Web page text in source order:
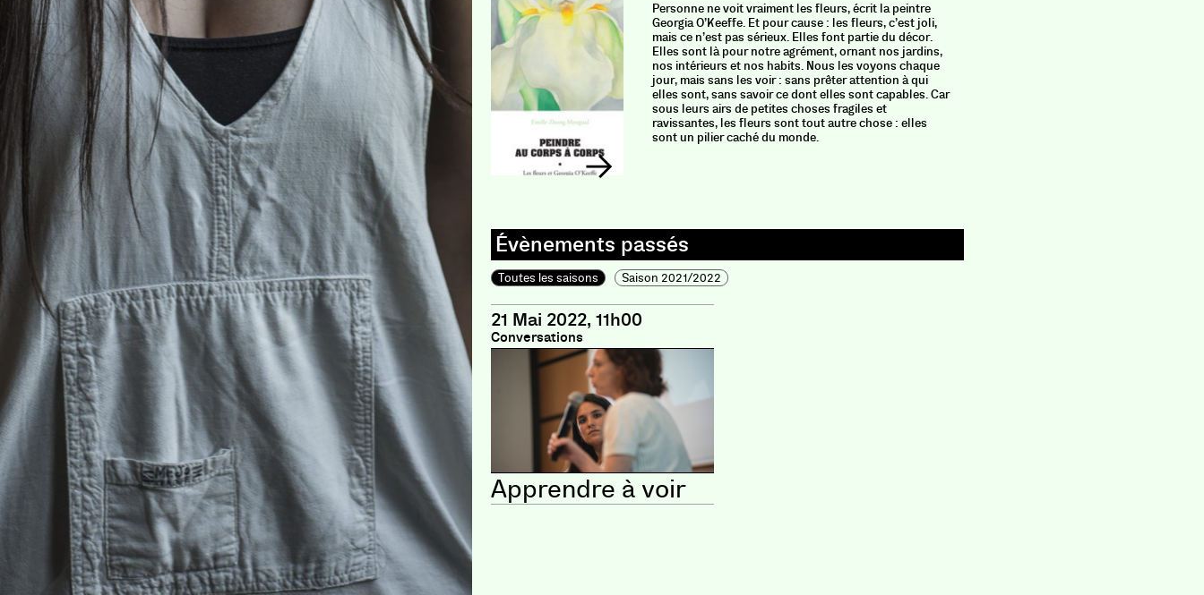
Personne ne voit vraiment les fleurs, écrit la peintre
Georgia O’Keeffe. Et pour cause : les fleurs, c’est joli,
mais ce n’est pas sérieux. Elles font partie du décor.
Elles sont là pour notre agrément, ornant nos jardins,
nos intérieurs et nos habits. Nous les voyons chaque
jour, mais sans les voir : sans prêter attention à qui
elles sont, sans savoir ce dont elles sont capables. Car
sous leurs airs de petites choses fragiles et
ravissantes, les fleurs sont tout autre chose : elles
sont un pilier caché du monde.
Toutes les saisons Saison 2021/2022
21 Mai 2022, 11h00
Conversations
Apprendre à voir